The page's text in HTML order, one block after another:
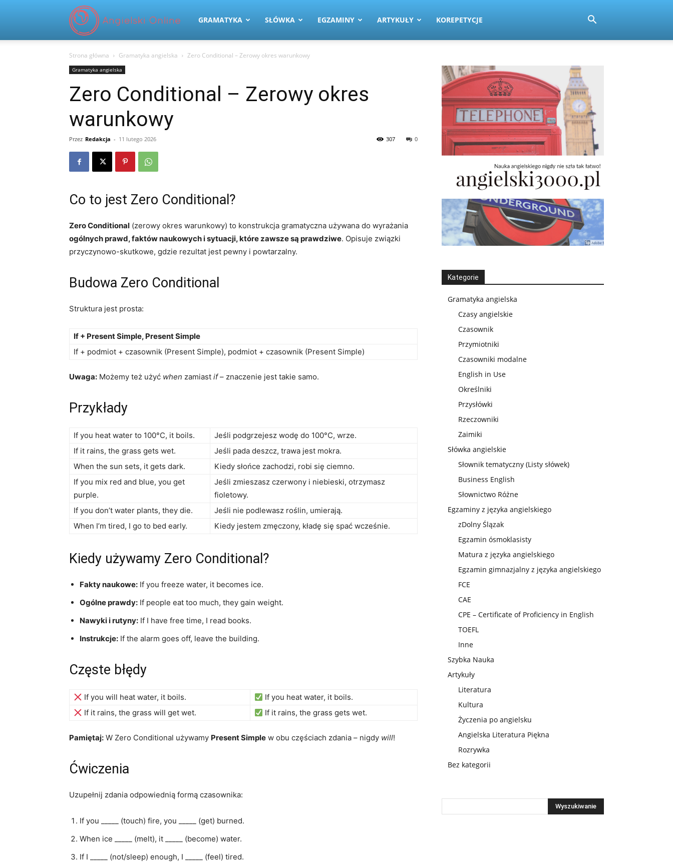
Angielski
Online
GRAMATYKA SŁÓWKA EGZAMINY ARTYKUŁY KOREPETYCJE
Strona główna Gramatyka angielska Zero Conditional – Zerowy okres warunkowy
Gramatyka angielska
Zero Conditional – Zerowy okres
warunkowy
Przez Redakcja - 11 lutego 2026 0
307
Co to jest Zero Conditional?
Zero Conditional (zerowy okres warunkowy) to konstrukcja gramatyczna używana do wyrażania
ogólnych prawd, faktów naukowych i sytuacji, które zawsze są prawdziwe. Opisuje związki
przyczynowo-skutkowe, gdzie rezultat jest pewny i powtarzalny.
Budowa Zero Conditional
Struktura jest prosta:
If + Present Simple, Present Simple
If + podmiot + czasownik (Present Simple), podmiot + czasownik (Present Simple)
Uwaga: Możemy też użyć when zamiast if– znaczenie jest takie samo.
Przykłady
If you heat water to 100°C, it boils.
Jeśli podgrzejesz wodę do 100°C, wrze.
If it rains, the grass gets wet.
Jeśli pada deszcz, trawa jest mokra.
When the sun sets, it gets dark.
Kiedy słońce zachodzi, robi się ciemno.
If you mix red and blue, you get
purple.
Jeśli zmieszasz czerwony i niebieski, otrzymasz
fioletowy.
If you don’t water plants, they die.
Jeśli nie podlewasz roślin, umierają.
When I’m tired, I go to bed early.
Kiedy jestem zmęczony, kładę się spać wcześnie.
Kiedy używamy Zero Conditional?
Fakty naukowe: If you freeze water, it becomes ice.
Ogólne prawdy: If people eat too much, they gain weight.
Nawyki i rutyny: If I have free time, I read books.
Instrukcje: If the alarm goes off, leave the building.
Częste błędy
If you will heat water, it boils.
If you heat water, it boils.
If it rains, the grass will get wet.
If it rains, the grass gets wet.
Pamiętaj: W Zero Conditional używamy Present Simple w obu częściach zdania – nigdy will!
Ćwiczenia
Uzupełnij zdania odpowiednią formą czasownika:
If you _____ (touch) fire, you _____ (get) burned.
When ice _____ (melt), it _____ (become) water.
If I _____ (not/sleep) enough, I _____ (feel) tired.
Kategorie
Gramatyka angielska
Czasy angielskie
Czasownik
Przymiotniki
Czasowniki modalne
English in Use
Określniki
Przysłówki
Rzeczowniki
Zaimiki
Słówka angielskie
Słownik tematyczny (Listy słówek)
Business English
Słownictwo Różne
Egzaminy z języka angielskiego
zDolny Ślązak
Egzamin ósmoklasisty
Matura z języka angielskiego
Egzamin gimnazjalny z języka angielskiego
FCE
CAE
CPE – Certificate of Proficiency in English
TOEFL
Inne
Szybka Nauka
Artykuły
Literatura
Kultura
Życzenia po angielsku
Angielska Literatura Piękna
Rozrywka
Bez kategorii